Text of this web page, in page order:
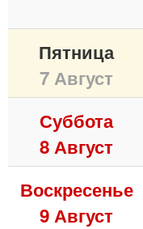
Пятница
7 Август
Суббота
8 Август
Воскресенье
9 Август